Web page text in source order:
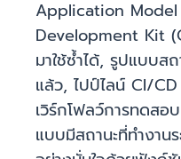
Application Model
Development Kit
มาใช้ซ้ำได้, รูปแบบ
แล้ว, ไปป์ไลน์ CI/
เวิร์กโฟลว์การทดสอ
แบบมีสถานะที่ทำงาน